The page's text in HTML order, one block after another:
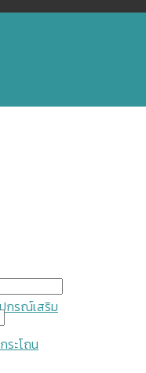
กรณ์เสริม
ระโถน